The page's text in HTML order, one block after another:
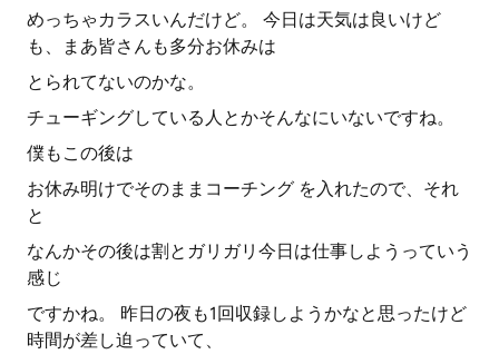
めっちゃカラスいんだけど。 今日は天気は良いけど
も、まあ皆さんも多分お休みは
とられてないのかな。
チューギングしている人とかそんなにいないですね。
僕もこの後は
お休み明けでそのままコーチング を入れたので、それ
と
なんかその後は割とガリガリ今日は仕事しようっていう
感じ
ですかね。 昨日の夜も1回収録しようかなと思ったけど
時間が差し迫っていて、